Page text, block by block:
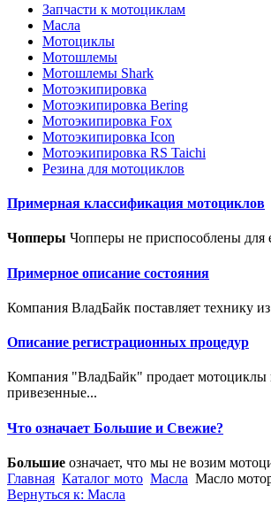
Запчасти к мотоциклам
Масла
Мотоциклы
Мотошлемы
Мотошлемы Shark
Мотоэкипировка
Мотоэкипировка Bering
Мотоэкипировка Fox
Мотоэкипировка Icon
Мотоэкипировка RS Taichi
Резина для мотоциклов
Примерная классификация мотоциклов
Чопперы Чопперы не приспособлены для
Примерное описание состояния
Компания ВладБайк поставляет технику
Описание регистрационных процедур
Компания "ВладБайк" продает мотоциклы
привезенные...
Что означает Большие и Свежие?
Большие означает, что мы не возим
Главная Каталог мото Масла Масло
Вернуться к: Масла